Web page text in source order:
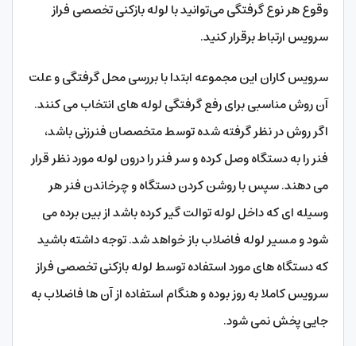
وقوع هر نوع گرفتگی می‌توانید با لوله بازکنی تخصصی فراز
سرویس ارتباط برقرار کنید.
سرویس کاران این مجموعه ابتدا با بررسی محل گرفتگی و علت
آن روش مناسبی برای رفع گرفتگی لوله‌ های انتخاب می کنند.
اگر روش در نظر گرفته‌ شده توسط متخصصان فنرزنی باشد،
فنر را به دستگاه وصل کرده و سر فنر را درون لوله مورد نظر قرار
می‌ دهند. سپس با روشن کردن دستگاه و چرخاندن فنر هر
وسیله ای که داخل لوله توالت گیر کرده باشد از بین برده می
شود و مسیر لوله فاضلاب باز خواهد شد. توجه داشته باشید
که دستگاه‌ های مورد استفاده توسط لوله بازکنی تخصصی فراز
سرویس کاملا به‌ روز بوده و هنگام استفاده از آن‌ ها فاضلاب به‌
جایی پخش نمی‌ شود.